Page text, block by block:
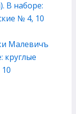
Малевичъ
круглые